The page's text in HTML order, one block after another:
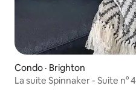
Condo · Brighton
La suite Spinnaker - Suite n° 4